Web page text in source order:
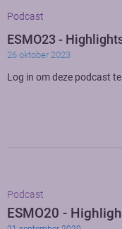
Podcast
ESMO23 -
26 oktober 2023
Log in om deze podcast
Podcast
ESMO20 -